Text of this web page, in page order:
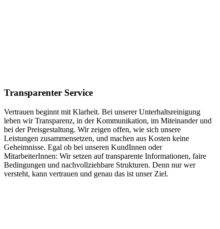
Transparenter Service
Vertrauen beginnt mit Klarheit. Bei unserer Unterhaltsreinigung
leben wir Transparenz, in der Kommunikation, im Miteinander und
bei der Preisgestaltung. Wir zeigen offen, wie sich unsere
Leistungen zusammensetzen, und machen aus Kosten keine
Geheimnisse. Egal ob bei unseren KundInnen oder
MitarbeiterInnen: Wir setzen auf transparente Informationen, faire
Bedingungen und nachvollziehbare Strukturen. Denn nur wer
versteht, kann vertrauen und genau das ist unser Ziel.